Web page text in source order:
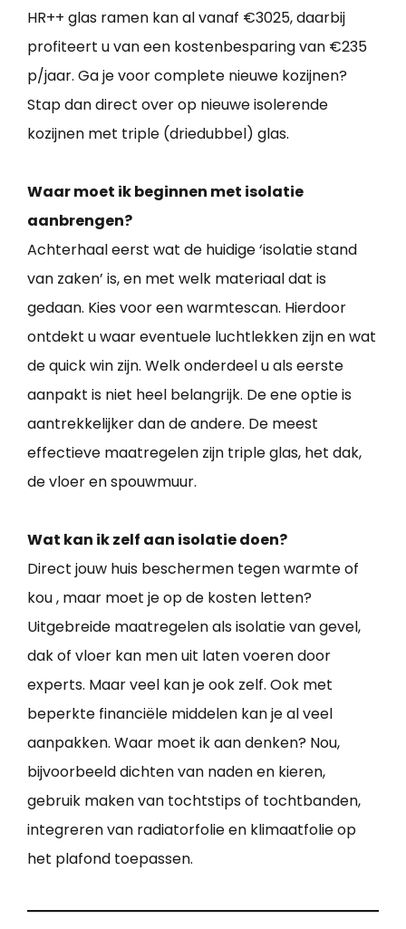
HR++ glas ramen kan al vanaf €3025, daarbij
profiteert u van een kostenbesparing van €235
p/jaar. Ga je voor complete nieuwe kozijnen?
Stap dan direct over op nieuwe isolerende
kozijnen met triple (driedubbel) glas.
Waar moet ik beginnen met isolatie
aanbrengen?
Achterhaal eerst wat de huidige ‘isolatie stand
van zaken’ is, en met welk materiaal dat is
gedaan. Kies voor een warmtescan. Hierdoor
ontdekt u waar eventuele luchtlekken zijn en wat
de quick win zijn. Welk onderdeel u als eerste
aanpakt is niet heel belangrijk. De ene optie is
aantrekkelijker dan de andere. De meest
effectieve maatregelen zijn triple glas, het dak,
de vloer en spouwmuur.
Wat kan ik zelf aan isolatie doen?
Direct jouw huis beschermen tegen warmte of
kou , maar moet je op de kosten letten?
Uitgebreide maatregelen als isolatie van gevel,
dak of vloer kan men uit laten voeren door
experts. Maar veel kan je ook zelf. Ook met
beperkte financiële middelen kan je al veel
aanpakken. Waar moet ik aan denken? Nou,
bijvoorbeeld dichten van naden en kieren,
gebruik maken van tochtstips of tochtbanden,
integreren van radiatorfolie en klimaatfolie op
het plafond toepassen.